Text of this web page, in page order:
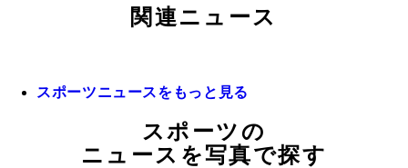
関連ニュース
スポーツニュースをもっと見る
スポーツの
ニュースを写真で探す